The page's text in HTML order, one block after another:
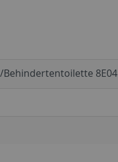
Behindertentoilette 8E04